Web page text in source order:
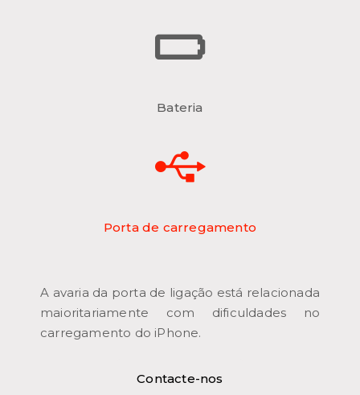
Bateria
Porta de carregamento
A avaria da porta de ligação está relacionada
maioritariamente com dificuldades no
carregamento do iPhone.
Contacte-nos